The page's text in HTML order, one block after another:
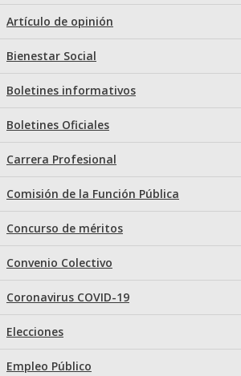
Artículo de opinión
Bienestar Social
Boletines informativos
Boletines Oficiales
Carrera Profesional
Comisión de la Función Pública
Concurso de méritos
Convenio Colectivo
Coronavirus COVID-19
Elecciones
Empleo Público